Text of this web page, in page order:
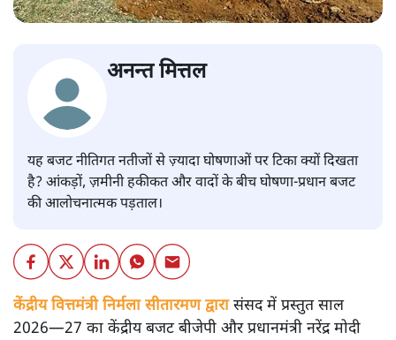
अनन्त मित्तल
यह बजट नीतिगत नतीजों से ज़्यादा घोषणाओं पर टिका क्यों दिखता
है? आंकड़ों, ज़मीनी हकीकत और वादों के बीच घोषणा-प्रधान बजट
की आलोचनात्मक पड़ताल।
केंद्रीय वित्तमंत्री निर्मला सीतारमण द्वारासंसद में प्रस्तुत साल
2026—27 का केंद्रीय बजट बीजेपी और प्रधानमंत्री नरेंद्र मोदी